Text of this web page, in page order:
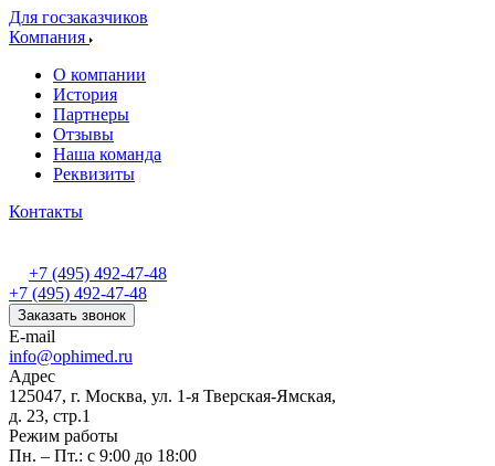
Для госзаказчиков
Компания
О компании
История
Партнеры
Отзывы
Наша команда
Реквизиты
Контакты
+7 (495) 492-47-48
+7 (495) 492-47-48
Заказать звонок
E-mail
info@ophimed.ru
Адрес
125047, г. Москва, ул. 1-я Тверская-Ямская,
д. 23, стр.1
Режим работы
Пн. – Пт.: с 9:00 до 18:00